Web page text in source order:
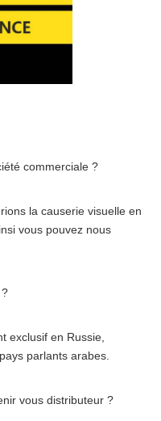
commerciale ?
la causerie visuelle en
vous pouvez nous
exclusif en Russie,
parlants arabes.
vous distributeur ?